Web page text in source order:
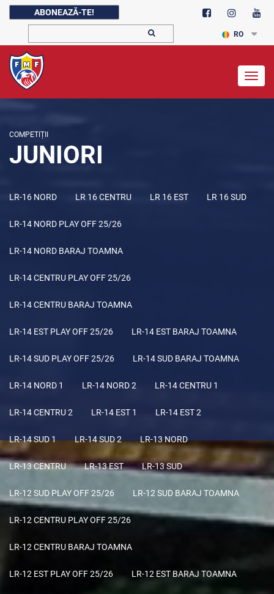
ABONEAZĂ-TE!
RO
COMPETIȚII
JUNIORI
LR-16 NORD LR 16 CENTRU LR 16 EST LR 16 SUD
LR-14 NORD PLAY OFF 25/26
LR-14 NORD BARAJ TOAMNA
LR-14 CENTRU PLAY OFF 25/26
LR-14 CENTRU BARAJ TOAMNA
LR-14 EST PLAY OFF 25/26 LR-14 EST BARAJ TOAMNA
LR-14 SUD PLAY OFF 25/26 LR-14 SUD BARAJ TOAMNA
LR-14 NORD 1 LR-14 NORD 2 LR-14 CENTRU 1
LR-14 CENTRU 2 LR-14 EST 1 LR-14 EST 2
LR-14 SUD 1 LR-14 SUD 2 LR-13 NORD
LR-13 CENTRU LR-13 EST LR-13 SUD
LR-12 SUD PLAY OFF 25/26 LR-12 SUD BARAJ TOAMNA
LR-12 CENTRU PLAY OFF 25/26
LR-12 CENTRU BARAJ TOAMNA
LR-12 EST PLAY OFF 25/26 LR-12 EST BARAJ TOAMNA